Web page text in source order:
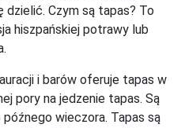
dzielić. Czym są tapas? To
hiszpańskiej potrawy lub
i barów oferuje tapas w
pory na jedzenie tapas. Są
wieczora. Tapas są